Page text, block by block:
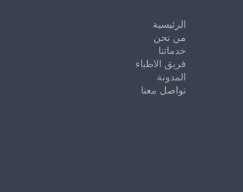
الرئيسية
من نحن
خدماتنا
فريق الاطباء
المدونة
تواصل معنا